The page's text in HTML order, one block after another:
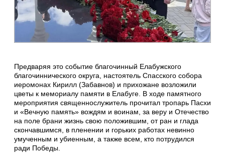
Предваряя это событие благочинный Елабужского
благочиннического округа, настоятель Спасского собора
иеромонах Кирилл (Забавнов) и прихожане возложили
цветы к мемориалу памяти в Елабуге. В ходе памятного
мероприятия священнослужитель прочитал тропарь Пасхи
и «Вечную память» вождям и воинам, за веру и Отечество
на поле брани жизнь свою положившим, от ран и глада
скончавшимся, в пленении и горьких работах невинно
умученным и убиенным, а также всем, кто потрудился
ради Победы.